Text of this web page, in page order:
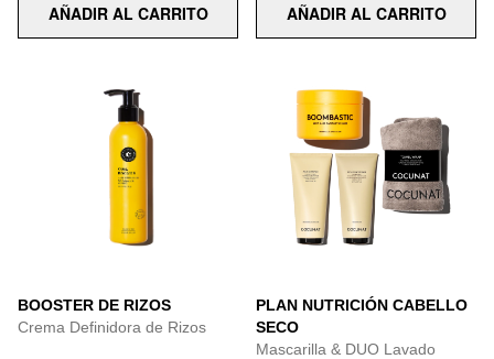
AÑADIR AL CARRITO AÑADIR AL CARRITO
BOOSTER DE RIZOS
Crema Definidora de Rizos
PLAN NUTRICIÓN CABELLO
SECO
Mascarilla & DUO Lavado